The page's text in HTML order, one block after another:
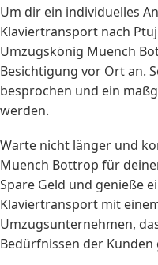
Um dir ein individuelles
Klaviertransport nach
Umzugskönig Muench
Besichtigung vor Ort an.
besprochen und ein
werden.
Warte nicht länger und
Muench Bottrop für
Spare Geld und genieße
Klaviertransport mit
Umzugsunternehmen,
Bedürfnissen der